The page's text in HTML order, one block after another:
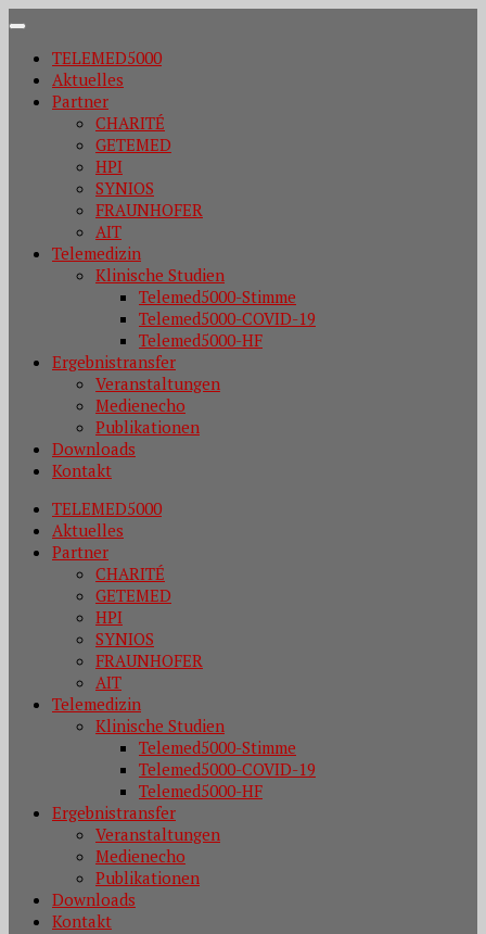
Zum
springenTELEMED5000
Aktuelles
Partner
CHARITÉ
GETEMED
HPI
SYNIOS
FRAUNHOFER
AIT
Telemedizin
Klinische Studien
Telemed5000-Stimme
Telemed5000-COVID-19
Telemed5000-HF
Ergebnistransfer
Veranstaltungen
Medienecho
Publikationen
Downloads
Kontakt
TELEMED5000
Aktuelles
Partner
CHARITÉ
GETEMED
HPI
SYNIOS
FRAUNHOFER
AIT
Telemedizin
Klinische Studien
Telemed5000-Stimme
Telemed5000-COVID-19
Telemed5000-HF
Ergebnistransfer
Veranstaltungen
Medienecho
Publikationen
Downloads
Kontakt